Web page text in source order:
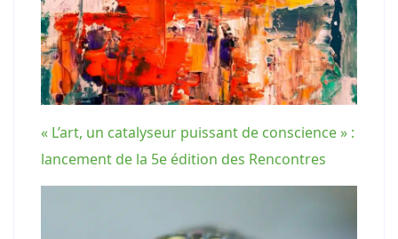
« L’art, un catalyseur puissant de conscience » :
lancement de la 5e édition des Rencontres